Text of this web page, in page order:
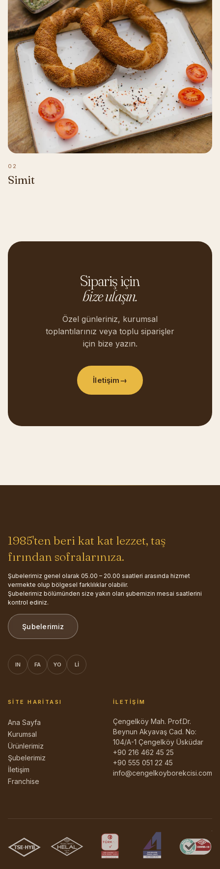
02
Simit
Sipariş için
bize ulaşın.
Özel günleriniz, kurumsal
toplantılarınız veya toplu siparişler
için bize yazın.
İletişim→
1985'ten beri kat kat lezzet, taş
fırından sofralarınıza.
Şubelerimiz genel olarak 05.00 – 20.00 saatleri arasında hizmet
vermekte olup bölgesel farklılıklar olabilir.
Şubelerimiz bölümünden size yakın olan şubemizin mesai saatlerini
kontrol ediniz.
Şubelerimiz
IN FA YO LI
SITE HARITASI
Ana Sayfa
Kurumsal
Ürünlerimiz
Şubelerimiz
İletişim
Franchise
İLETIŞIM
Çengelköy Mah. Prof.Dr.
Beynun Akyavaş Cad. No:
104/A-1 Çengelköy Üsküdar
+90 216 462 45 25
+90 555 051 22 45
info@cengelkoyborekcisi.com